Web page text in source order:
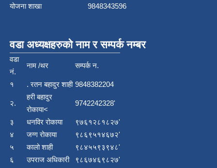
योजना शाखा
9848343596
वडा अध्यक्षहरुको नाम र सम्पर्क नम्बर
वडा
नं.
नाम /थर सम्पर्क न.
१ . रतन बहादुर शाही 9848382204
२.
हरी बहादुर
रोकाया<
9742242328'
३ धनविर रोकाया
९७६१२८१८२७'
४
जग्ग रोकाया
९८६९५१४६७२'
५
कालो शाही
९८४५५९३९४८'
६
उपराज अधिकारी ९८६७४६९८२७'